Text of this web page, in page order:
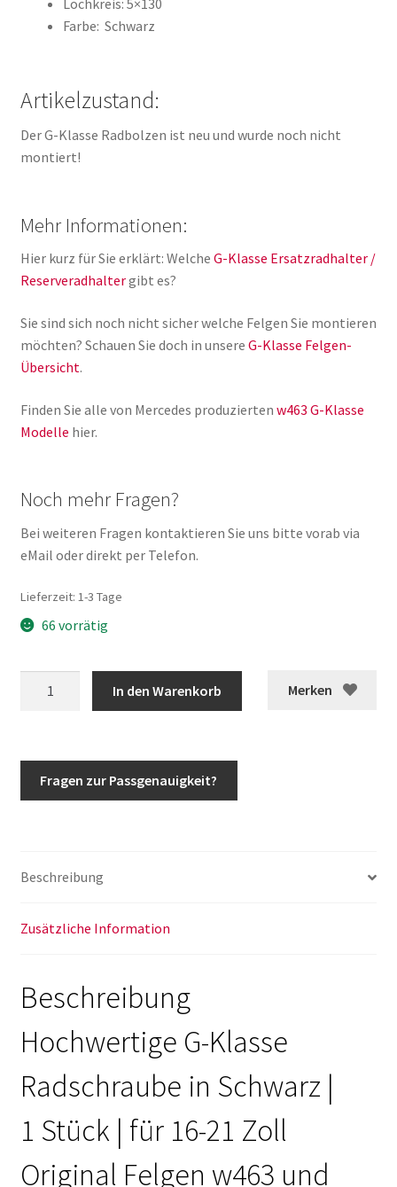
Farbe: Schwarz
Artikelzustand:
Der G-Klasse Radbolzen ist neu und wurde noch nicht
montiert!
Mehr Informationen:
Hier kurz für Sie erklärt: Welche G-Klasse Ersatzradhalter /
Reserveradhaltergibt es?
Sie sind sich noch nicht sicher welche Felgen Sie montieren
möchten? Schauen Sie doch in unsere G-Klasse Felgen-
Übersicht.
Finden Sie alle von Mercedes produzierten w463 G-Klasse
Modelle hier.
Noch mehr Fragen?
Bei weiteren Fragen kontaktieren Sie uns bitte vorab via
eMail oder direkt per Telefon.
Lieferzeit: 1-3 Tage
66 vorrätig
Merken
Alufelgen
und
Menge
In den Warenkorb
Fragen zur Passgenauigkeit?
Beschreibung
Zusätzliche Information
Beschreibung
Hochwertige G-Klasse
Radschraube in Schwarz |
1 Stück | für 16-21 Zoll
Original Felgen w463 und